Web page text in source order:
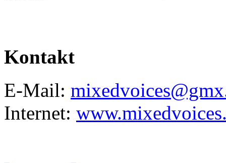
Kontakt
E-Mail:
Internet: